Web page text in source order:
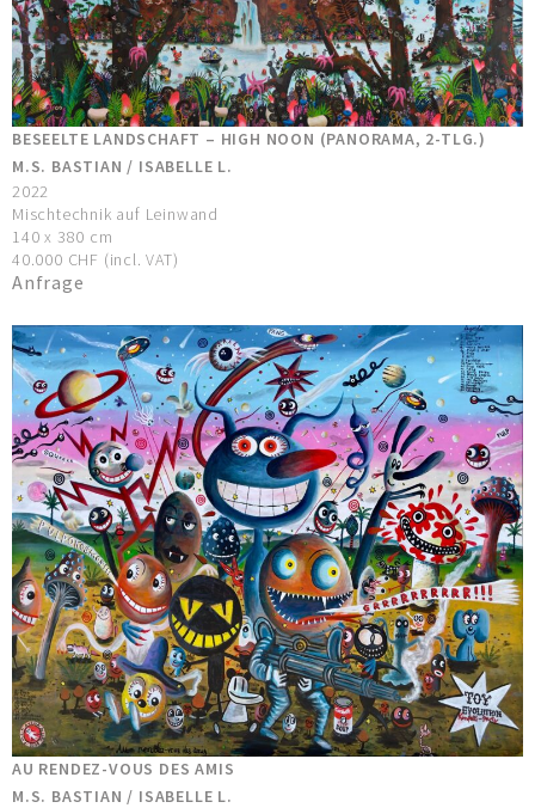
BESEELTE LANDSCHAFT – HIGH NOON (PANORAMA, 2-TLG.)
M.S. BASTIAN / ISABELLE L.
2022
Mischtechnik auf Leinwand
140 x 380 cm
40.000 CHF (incl. VAT)
Anfrage
AU RENDEZ-VOUS DES AMIS
M.S. BASTIAN / ISABELLE L.